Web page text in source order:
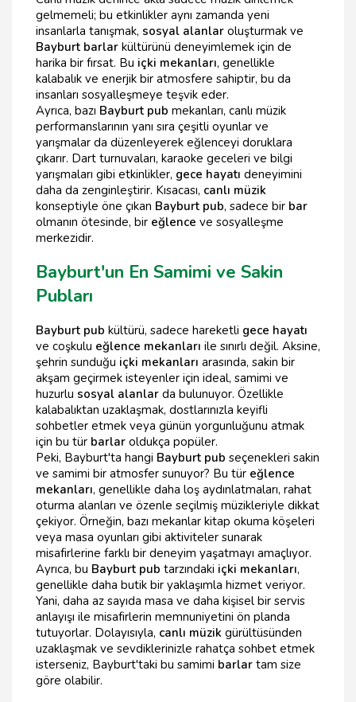
gelmemeli; bu etkinlikler aynı zamanda yeni
insanlarla tanışmak, sosyal alanlar oluşturmak ve
Bayburt barlar kültürünü deneyimlemek için de
harika bir fırsat. Bu içki mekanları, genellikle
kalabalık ve enerjik bir atmosfere sahiptir, bu da
insanları sosyalleşmeye teşvik eder.
Ayrıca, bazı Bayburt pub mekanları, canlı müzik
performanslarının yanı sıra çeşitli oyunlar ve
yarışmalar da düzenleyerek eğlenceyi doruklara
çıkarır. Dart turnuvaları, karaoke geceleri ve bilgi
yarışmaları gibi etkinlikler, gece hayatı deneyimini
daha da zenginleştirir. Kısacası, canlı müzik
konseptiyle öne çıkan Bayburt pub, sadece bir bar
olmanın ötesinde, bir eğlence ve sosyalleşme
merkezidir.
Bayburt'un En Samimi ve Sakin
Pubları
Bayburt pub kültürü, sadece hareketli gece hayatı
ve coşkulu eğlence mekanları ile sınırlı değil. Aksine,
şehrin sunduğu içki mekanları arasında, sakin bir
akşam geçirmek isteyenler için ideal, samimi ve
huzurlu sosyal alanlar da bulunuyor. Özellikle
kalabalıktan uzaklaşmak, dostlarınızla keyifli
sohbetler etmek veya günün yorgunluğunu atmak
için bu tür barlar oldukça popüler.
Peki, Bayburt'ta hangi Bayburt pub seçenekleri sakin
ve samimi bir atmosfer sunuyor? Bu tür eğlence
mekanları, genellikle daha loş aydınlatmaları, rahat
oturma alanları ve özenle seçilmiş müzikleriyle dikkat
çekiyor. Örneğin, bazı mekanlar kitap okuma köşeleri
veya masa oyunları gibi aktiviteler sunarak
misafirlerine farklı bir deneyim yaşatmayı amaçlıyor.
Ayrıca, bu Bayburt pub tarzındaki içki mekanları,
genellikle daha butik bir yaklaşımla hizmet veriyor.
Yani, daha az sayıda masa ve daha kişisel bir servis
anlayışı ile misafirlerin memnuniyetini ön planda
tutuyorlar. Dolayısıyla, canlı müzik gürültüsünden
uzaklaşmak ve sevdiklerinizle rahatça sohbet etmek
isterseniz, Bayburt'taki bu samimi barlar tam size
göre olabilir.